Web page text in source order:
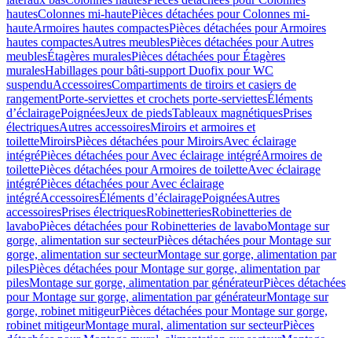
hautesColonnes mi-hautePièces détachées pour Colonnes mi-
hauteArmoires hautes compactesPièces détachées pour Armoires
hautes compactesAutres meublesPièces détachées pour Autres
meublesÉtagères muralesPièces détachées pour Étagères
muralesHabillages pour bâti-support Duofix pour WC
suspenduAccessoiresCompartiments de tiroirs et casiers de
rangementPorte-serviettes et crochets porte-serviettesÉléments
d’éclairagePoignéesJeux de piedsTableaux magnétiquesPrises
électriquesAutres accessoiresMiroirs et armoires et
toiletteMiroirsPièces détachées pour MiroirsAvec éclairage
intégréPièces détachées pour Avec éclairage intégréArmoires de
toilettePièces détachées pour Armoires de toiletteAvec éclairage
intégréPièces détachées pour Avec éclairage
intégréAccessoiresÉléments d’éclairagePoignéesAutres
accessoiresPrises électriquesRobinetteriesRobinetteries de
lavaboPièces détachées pour Robinetteries de lavaboMontage sur
gorge, alimentation sur secteurPièces détachées pour Montage sur
gorge, alimentation sur secteurMontage sur gorge, alimentation par
pilesPièces détachées pour Montage sur gorge, alimentation par
pilesMontage sur gorge, alimentation par générateurPièces détachées
pour Montage sur gorge, alimentation par générateurMontage sur
gorge, robinet mitigeurPièces détachées pour Montage sur gorge,
robinet mitigeurMontage mural, alimentation sur secteurPièces